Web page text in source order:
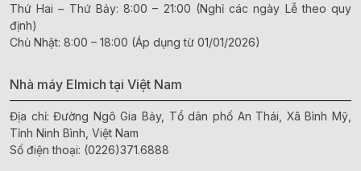
Thứ Hai – Thứ Bảy: 8:00 – 21:00 (Nghỉ các ngày Lễ theo quy
định)
Chủ Nhật: 8:00 – 18:00 (Áp dụng từ 01/01/2026)
Nhà máy Elmich tại Việt Nam
Địa chỉ: Đường Ngô Gia Bảy, Tổ dân phố An Thái, Xã Bình Mỹ,
Tỉnh Ninh Bình, Việt Nam
Số điện thoại: (0226)371.6888